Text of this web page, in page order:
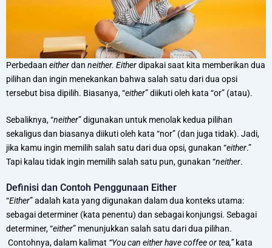
Perbedaan eitherdan neither. Eitherdipakai saat kita memberikan dua
pilihan dan ingin menekankan bahwa salah satu dari dua opsi
tersebut bisa dipilih. Biasanya, “either” diikuti oleh kata “or” (atau).
Sebaliknya, “neither” digunakan untuk menolak kedua pilihan
sekaligus dan biasanya diikuti oleh kata “nor” (dan juga tidak). Jadi,
jika kamu ingin memilih salah satu dari dua opsi, gunakan “either.”
Tapi kalau tidak ingin memilih salah satu pun, gunakan “neither.
Definisi dan Contoh Penggunaan Either
“Either” adalah kata yang digunakan dalam dua konteks utama:
sebagai determiner (kata penentu) dan sebagai konjungsi. Sebagai
determiner, “either” menunjukkan salah satu dari dua pilihan.
Contohnya, dalam kalimat “You can either have coffee or tea,”kata